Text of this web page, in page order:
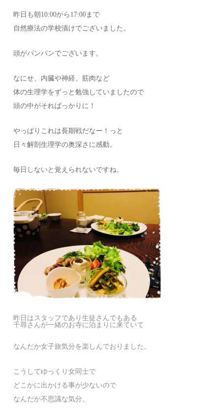
昨日も朝10:00から17:00まで
自然療法の学校漬けでございました。
頭がパンパンでございます。
なにせ、内臓や神経、筋肉など
体の生理学をずっと勉強していましたので
頭の中がそればっかりに！
やっぱりこれは長期戦だなー！っと
日々解剖生理学の奥深さに感動。
毎日しないと覚えられないですね。
昨日はスタッフであり生徒さんでもある
千尋さんが一緒のお寺に泊まりに来ていて
なんだか女子旅気分を楽しんでおりました。
こうしてゆっくり女同士で
どこかに出かける事が少ないので
なんだか不思議な気分。